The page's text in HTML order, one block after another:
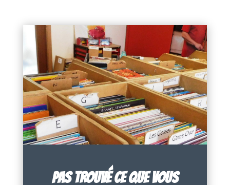
PAS TROUVÉ CE QUE VOUS